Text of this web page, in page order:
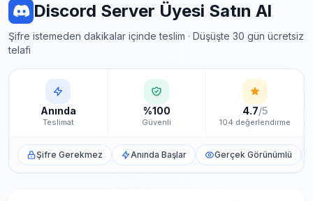
Discord Server Üyesi Satın Al
Şifre istemeden dakikalar içinde teslim · Düşüşte 30 gün ücretsiz
telafi
Anında
Teslimat
%100
Güvenli
4.7/5
104 değerlendirme
Şifre Gerekmez Anında Başlar Gerçek Görünümlü